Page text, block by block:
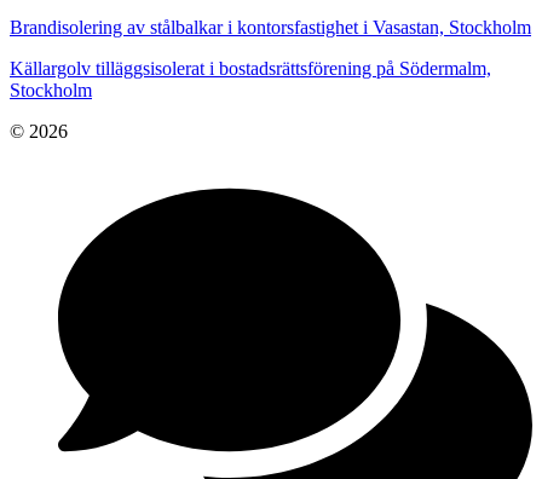
Brandisolering av stålbalkar i kontorsfastighet i Vasastan, Stockholm
Källargolv tilläggsisolerat i bostadsrättsförening på Södermalm,
Stockholm
© 2026